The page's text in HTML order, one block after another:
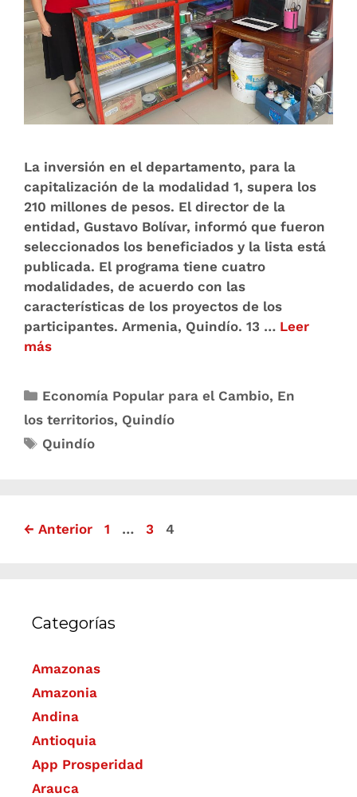
La inversión en el departamento, para la
capitalización de la modalidad 1, supera los
210 millones de pesos. El director de la
entidad, Gustavo Bolívar, informó que fueron
seleccionados los beneficiados y la lista está
publicada. El programa tiene cuatro
modalidades, de acuerdo con las
características de los proyectos de los
participantes. Armenia, Quindío. 13 … Leer
más
Economía Popular para el Cambio, En
los territorios, Quindío
Quindío
← Anterior 1 … 3 4
Categorías
Amazonas
Amazonia
Andina
Antioquia
App Prosperidad
Arauca